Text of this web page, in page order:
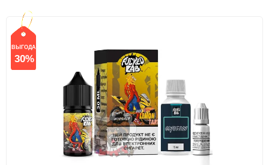
СКИДКА
30%
ВЫГОДА
30%